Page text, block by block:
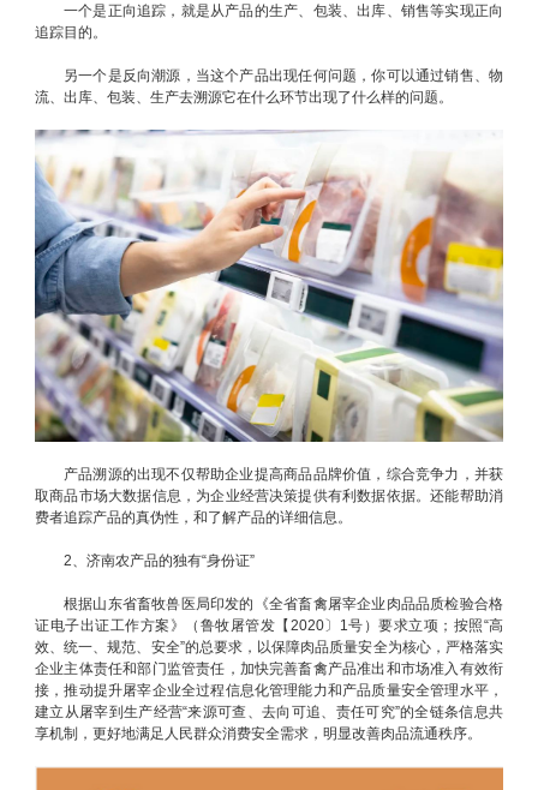
一个是正向追踪，就是从产品的生产、包装、出库、销售等实现正向
追踪目的。
另一个是反向潮源，当这个产品出现任何问题，你可以通过销售、物
流、出库、包装、生产去溯源它在什么环节出现了什么样的问题。
产品溯源的出现不仅帮助企业提高商品品牌价值，综合竞争力，并获
取商品市场大数据信息，为企业经营决策提供有利数据依据。还能帮助消
费者追踪产品的真伪性，和了解产品的详细信息。
2、济南农产品的独有“身份证”
根据山东省畜牧兽医局印发的《全省畜禽屠宰企业肉品品质检验合格
证电子出证工作方案》（鲁牧屠管发【2020〕1号）要求立项；按照“高
效、统一、规范、安全”的总要求，以保障肉品质量安全为核心，严格落实
企业主体责任和部门监管责任，加快完善畜禽产品准出和市场准入有效衔
接，推动提升屠宰企业全过程信息化管理能力和产品质量安全管理水平，
建立从屠宰到生产经营“来源可查、去向可追、责任可究”的全链条信息共
享机制，更好地满足人民群众消费安全需求，明显改善肉品流通秩序。